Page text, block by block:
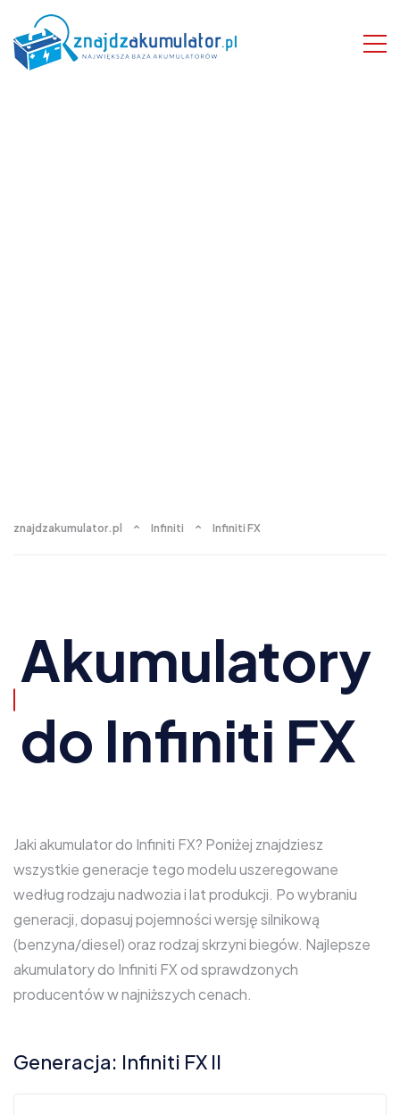
znajdzakumulator.pl Infiniti Infiniti FX
Akumulatory
do Infiniti FX
Jaki akumulator do Infiniti FX? Poniżej znajdziesz
wszystkie generacje tego modelu uszeregowane
według rodzaju nadwozia i lat produkcji. Po wybraniu
generacji, dopasuj pojemności wersję silnikową
(benzyna/diesel) oraz rodzaj skrzyni biegów. Najlepsze
akumulatory do Infiniti FX od sprawdzonych
producentów w najniższych cenach.
Generacja: Infiniti FX II